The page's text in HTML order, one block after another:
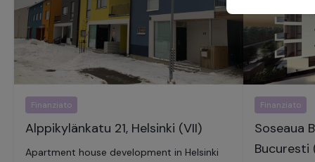
Finanziato
Alppikylänkatu 21, Helsinki (VII)
Apartment house development in Helsinki
Finanziato
Soseaua
Bucuresti